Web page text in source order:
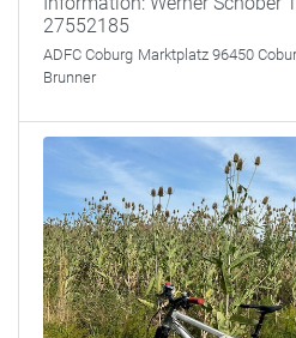
27552185
ADFC Coburg Marktplatz 96450
Brunner